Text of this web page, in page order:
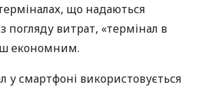
що надаються
витрат, «термінал в
економним.
у смартфоні використовується